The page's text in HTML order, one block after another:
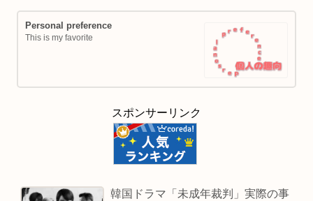
Personal preference
This is my favorite
スポンサーリンク
韓国ドラマ「未成年裁判」実際の事